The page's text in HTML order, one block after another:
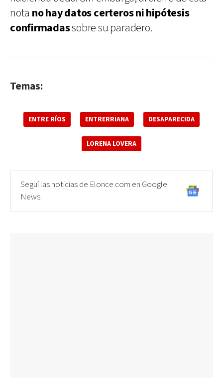
nota no hay datos certeros ni hipótesis
confirmadassobre su paradero.
Temas:
ENTRE RÍOS ENTRERRIANA DESAPARECIDA
LORENA LOVERA
Seguí las noticias de Elonce.com en Google
News